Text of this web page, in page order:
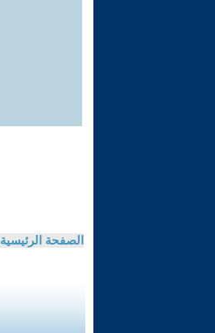
الصفحة الرئيسية